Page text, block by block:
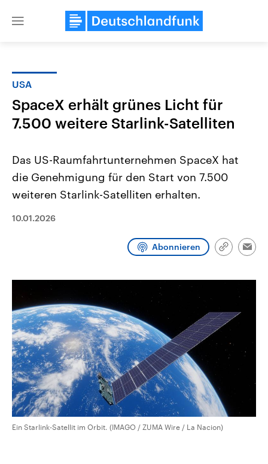
Close
2026
September 2026 einen neuen
Wahlprogramme, aktuelle Berichte
und Hintergründe zu den Parteien
und Kandidaten der anstehenden
Wahl.
Wirtschaftlich und
gehören die Vereinigten
den mächtigsten Ländern
Sendungen Programm Podcasts
Audio-Archiv
USA
SpaceX erhält grünes Licht für
7.500 weitere Starlink-Satelliten
‍Das US-Raumfahrtunternehmen SpaceX hat
die Genehmigung für den ⁠Start von ‌7.500
weiteren Starlink-Satelliten erhalten.
10.01.2026
Abonnieren
Link
Ein Starlink-Satellit im Orbit. (IMAGO / ZUMA Wire / La Nacion)